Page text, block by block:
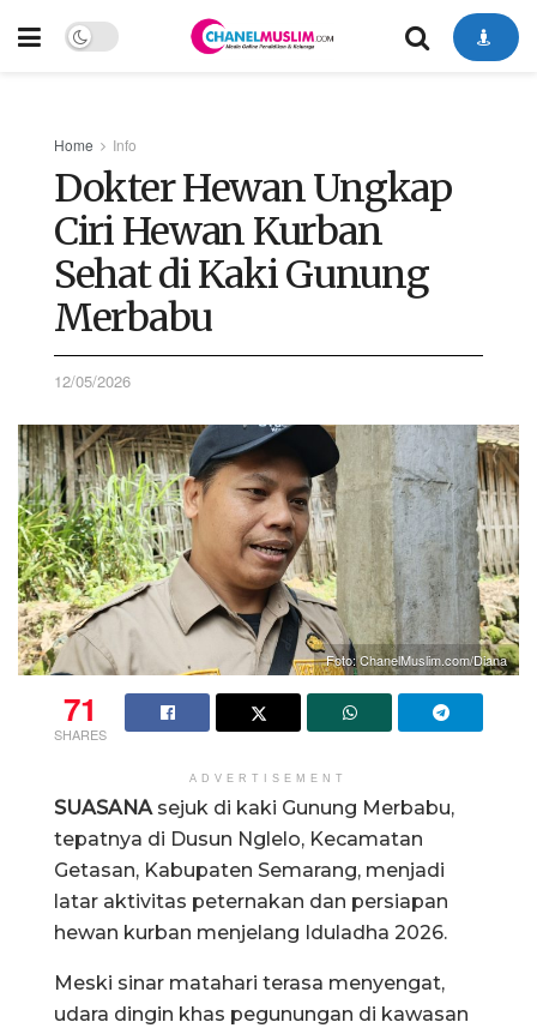
Home Info
Dokter Hewan Ungkap
Ciri Hewan Kurban
Sehat di Kaki Gunung
Merbabu
12/05/2026
Foto: ChanelMuslim.com/Diana
71
SHARES
ADVERTISEMENT
SUASANA sejuk di kaki Gunung Merbabu,
tepatnya di Dusun Nglelo, Kecamatan
Getasan, Kabupaten Semarang, menjadi
latar aktivitas peternakan dan persiapan
hewan kurban menjelang Iduladha 2026.
Meski sinar matahari terasa menyengat,
udara dingin khas pegunungan di kawasan